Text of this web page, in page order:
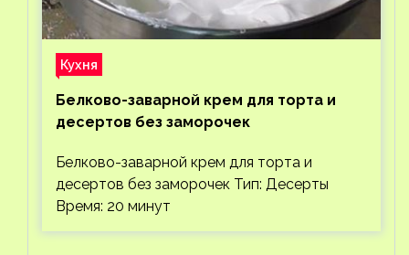
Кухня
Белково-заварной крем для торта и
десертов без заморочек
Белково-заварной крем для торта и
десертов без заморочек Тип: Десерты
Время: 20 минут